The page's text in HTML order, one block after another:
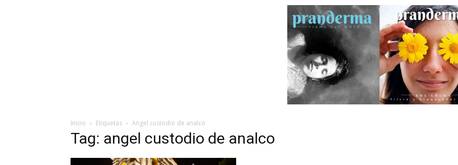
Inicio Etiquetas Angel custodio de analco
Tag: angel custodio de analco